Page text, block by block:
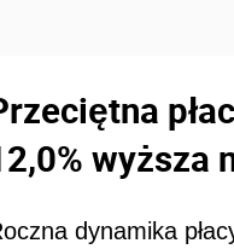
wyższa
dynamika